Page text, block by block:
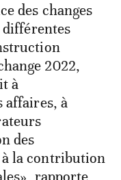
des changes
2022,
à
affaires, à
des
la contribution
rapporte